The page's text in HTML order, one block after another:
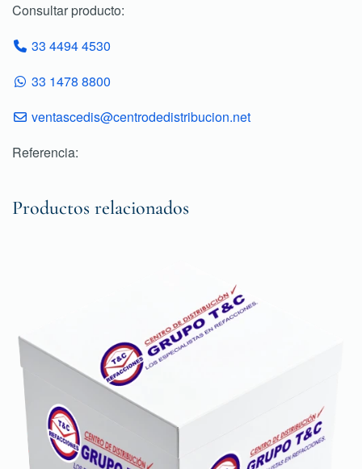
Consultar producto:
33 4494 4530
33 1478 8800
ventascedis@centrodedistribucion.net
Referencia:
Productos relacionados